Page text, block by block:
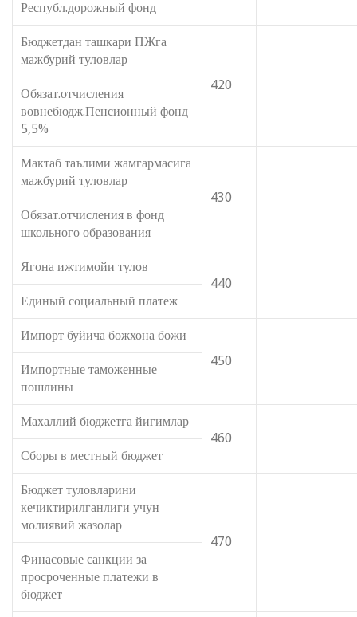
Республ.дорожный фонд
Бюджетдан ташкари ПЖга
мажбурий туловлар
420
Обязат.отчисления
вовнебюдж.Пенсионный фонд
5,5%
Мактаб таълими жамгармасига
мажбурий туловлар
430
Обязат.отчисления в фонд
школьного образования
Ягона ижтимойи тулов
440
Единый социальный платеж
Импорт буйича божхона божи
450
Импортные таможенные
пошлины
Махаллий бюджетга йигимлар
460
Сборы в местный бюджет
Бюджет туловларини
кечиктирилганлиги учун
молиявий жазолар
470
Финасовые санкции за
просроченные платежи в
бюджет